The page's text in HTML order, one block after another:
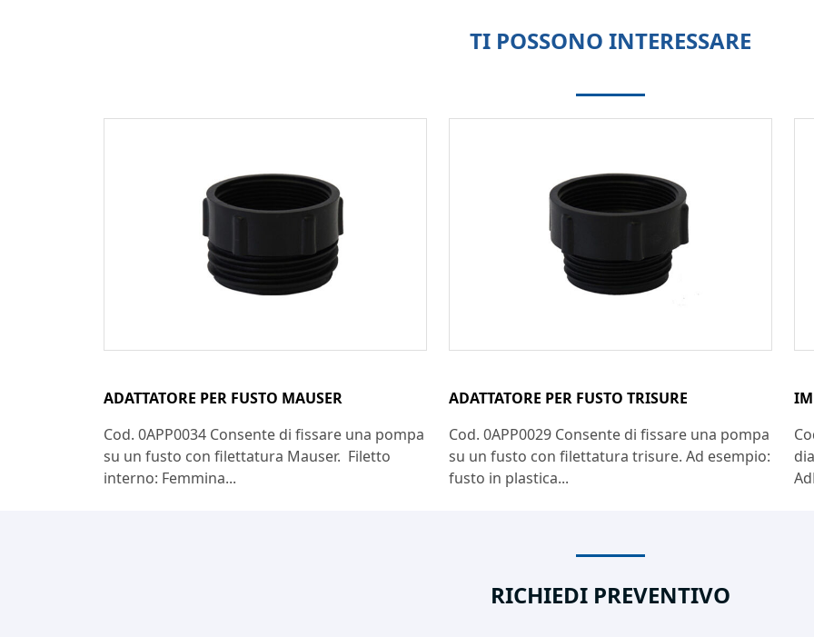
TI POSSONO INTERESSARE
ADATTATORE PER FUSTO MAUSER
Cod. 0APP0034 Consente di fissare una pompa
su un fusto con filettatura Mauser. Filetto
interno: Femmina...
ADATTATORE PER FUSTO TRISURE
Cod. 0APP0029 Consente di fissare una pompa
su un fusto con filettatura trisure. Ad esempio:
fusto in plastica...
RICHIEDI PREVENTIVO